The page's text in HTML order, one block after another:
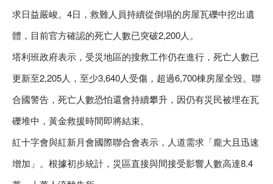
求日益嚴峻。4日，救難人員持續從倒塌的房屋瓦礫中挖出遺
體，目前官方確認的死亡人數已突破2,200人。
塔利班政府表示，受災地區的搜救工作仍在進行，死亡人數已
更新至2,205人，至少3,640人受傷，超過6,700棟房屋全毀。聯
合國警告，死亡人數恐怕還會持續攀升，因仍有災民被埋在瓦
礫堆中，黃金救援時間即將結束。
紅十字會與紅新月會國際聯合會表示，人道需求「龐大且迅速
增加」。根據初步統計，災區直接與間接受影響人數高達8.4